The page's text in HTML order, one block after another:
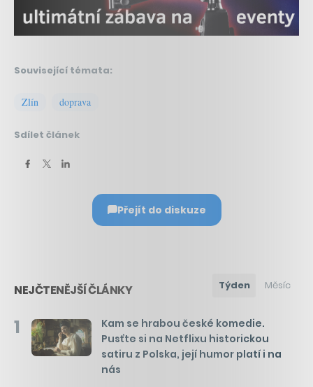
Související témata:
Zlín doprava
Sdílet článek
Přejít do diskuze
NEJČTENĚJŠÍ ČLÁNKY Týden Měsíc
1
Kam se hrabou české komedie.
Pusťte si na Netflixu historickou
satiru z Polska, její humor platí i na
nás